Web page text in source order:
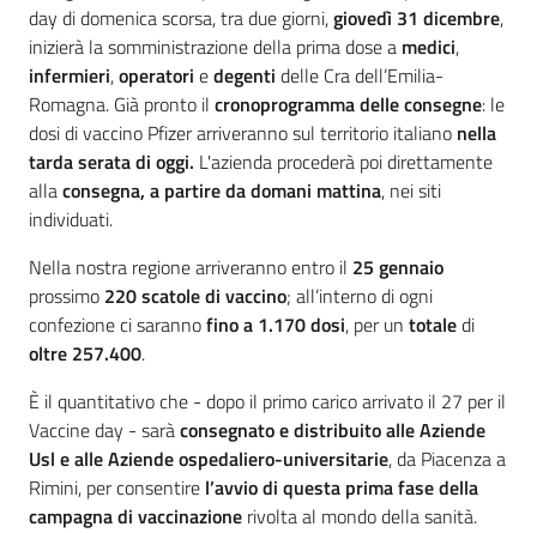
day di domenica scorsa, tra due giorni,giovedì 31 dicembre,
inizierà la somministrazione della prima dose a medici,
infermieri,operatori edegenti delle Cra dell’Emilia-
Romagna. Già pronto il cronoprogramma delle consegne: le
dosi di vaccino Pfizer arriveranno sul territorio italiano nella
tarda serata di oggi. L'azienda procederà poi direttamente
allaconsegna, a partire da domani mattina, nei siti
individuati.
Nella nostra regione arriveranno entro il 25 gennaio
prossimo 220 scatole di vaccino; all’interno di ogni
confezione ci sarannofino a 1.170 dosi, per un totaledi
oltre 257.400.
È il quantitativo che - dopo il primo carico arrivato il 27 per il
Vaccine day - saràconsegnato e distribuito alle Aziende
Usl e alle Aziende ospedaliero-universitarie, da Piacenza a
Rimini, per consentire l’avvio di questa prima fase della
campagna di vaccinazione rivolta al mondo della sanità.